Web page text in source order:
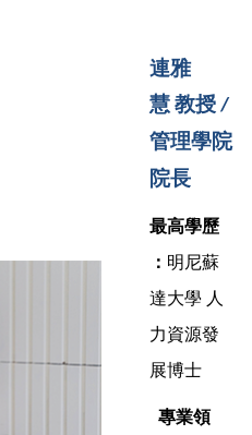
連雅
慧教授 /
管理學院
院長
最高學歷
： 明尼蘇
達大學 人
力資源發
展博士
專業領